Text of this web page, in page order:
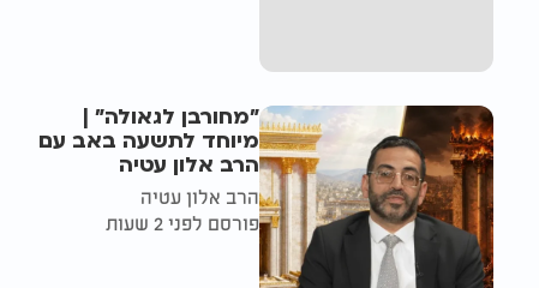
"מחורבן לגאולה" |
מיוחד לתשעה באב עם
הרב אלון עטיה
הרב אלון עטיה
פורסם לפני 2 שעות